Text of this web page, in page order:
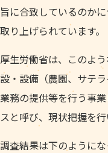
旨に合致しているのか
取り上げられています。
厚生労働省は、このよ
設・設備（農園、サテ
業務の提供等を行う事
スと呼び、現状把握を行
調査結果は下のようにな